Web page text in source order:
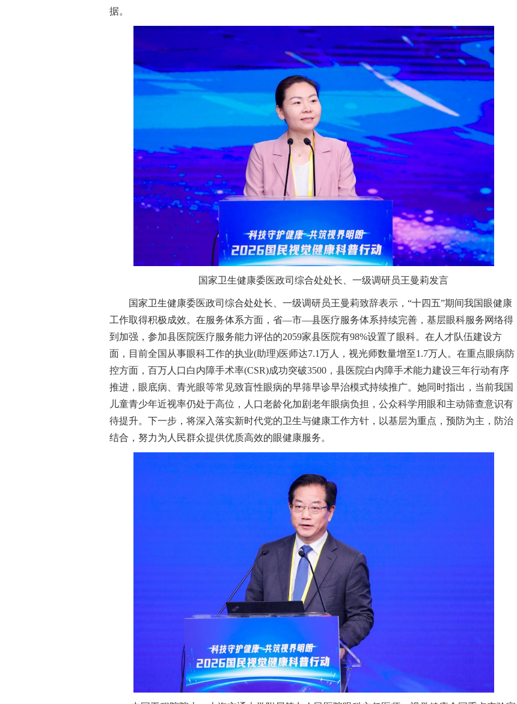
据。
国家卫生健康委医政司综合处处长、一级调研员王曼莉发言
国家卫生健康委医政司综合处处长、一级调研员王曼莉致辞表示，“十四五”期间我国眼健康
工作取得积极成效。在服务体系方面，省—市—县医疗服务体系持续完善，基层眼科服务网络得
到加强，参加县医院医疗服务能力评估的2059家县医院有98%设置了眼科。在人才队伍建设方
面，目前全国从事眼科工作的执业(助理)医师达7.1万人，视光师数量增至1.7万人。在重点眼病防
控方面，百万人口白内障手术率(CSR)成功突破3500，县医院白内障手术能力建设三年行动有序
推进，眼底病、青光眼等常见致盲性眼病的早筛早诊早治模式持续推广。她同时指出，当前我国
儿童青少年近视率仍处于高位，人口老龄化加剧老年眼病负担，公众科学用眼和主动筛查意识有
待提升。下一步，将深入落实新时代党的卫生与健康工作方针，以基层为重点，预防为主，防治
结合，努力为人民群众提供优质高效的眼健康服务。